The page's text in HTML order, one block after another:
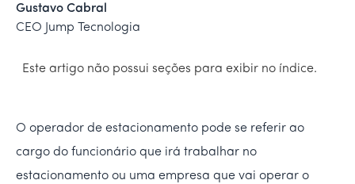
Gustavo Cabral
CEO Jump Tecnologia
Este artigo não possui seções para exibir no índice.
O operador de estacionamento pode se referir ao
cargo do funcionário que irá trabalhar no
estacionamento ou uma empresa que vai operar o